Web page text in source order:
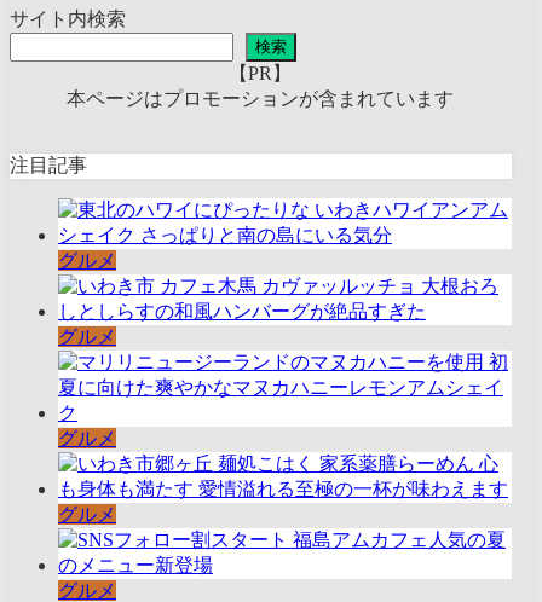
サイト内検索
検索
【PR】
本ページはプロモーションが含まれています
注目記事
グルメ
グルメ
グルメ
グルメ
グルメ